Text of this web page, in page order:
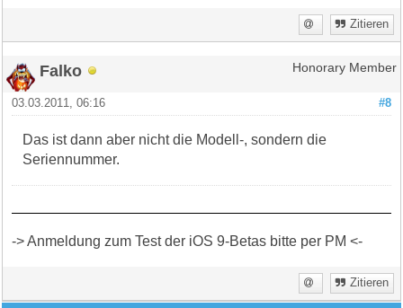
Zitieren
Falko Honorary Member
#8
03.03.2011, 06:16
Das ist dann aber nicht die Modell-, sondern die
Seriennummer.
-> Anmeldung zum Test der iOS 9-Betas bitte per PM <-
Zitieren